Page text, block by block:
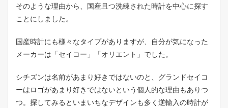
そのような理由から、国産且つ洗練された時計を中心に探す
ことにしました。
国産時計にも様々なタイプがありますが、自分が気になった
メーカーは「セイコー」「オリエント」でした。
シチズンは名前があまり好きではないのと、グランドセイコ
ーはロゴがあまり好きではないという個人的な理由もありつ
つ。探してみるといまいちなデザインも多く逆輸入の時計が